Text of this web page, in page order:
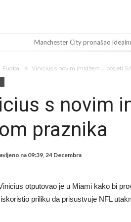
Manchester City pronašao
Atletico Madrid donosi
Rafael Leao dobio novu ponudu iz
City prodao rezervnog golmana
Istina konačno isplivala na
Fudbal Vinicius s novim imidžem u posjeti
s novim
praznika
na 09:39, 24 Decembra
otputovao je u Miami kako bi
priliku da prisustvuje NFL